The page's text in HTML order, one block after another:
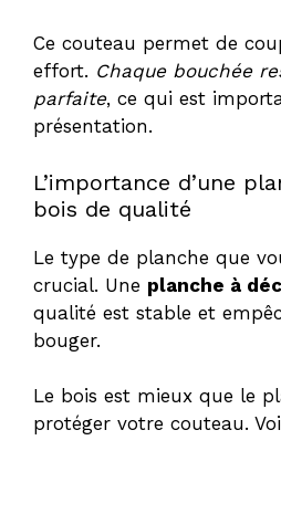
Ce couteau permet de
effort. Chaque bouchée
parfaite, ce qui est
présentation.
L’importance d’une
bois de qualité
Le type de planche que
crucial. Une planche à
qualité est stable et
bouger.
Le bois est mieux que le
protéger votre couteau.